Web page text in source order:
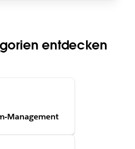
entdecken
Management